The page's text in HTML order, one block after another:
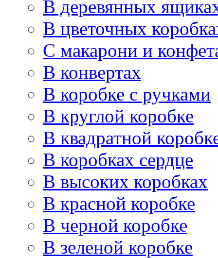
В деревянных
В цветочных
С макарони и
В конвертах
В коробке с ручками
В круглой коробке
В квадратной
В коробках сердце
В высоких коробках
В красной коробке
В черной коробке
В зеленой коробке